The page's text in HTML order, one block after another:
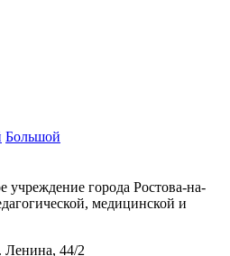
Большой
города Ростова-на-
медицинской и
Ленина, 44/2